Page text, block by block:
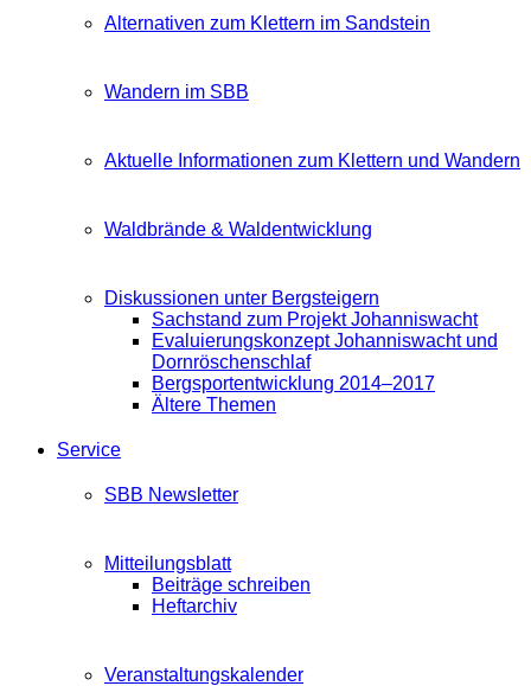
Alternativen zum Klettern im Sandstein
Wandern im SBB
Aktuelle Informationen zum Klettern und Wandern
Waldbrände & Waldentwicklung
Diskussionen unter Bergsteigern
Sachstand zum Projekt Johanniswacht
Evaluierungskonzept Johanniswacht und
Dornröschenschlaf
Bergsportentwicklung 2014–2017
Ältere Themen
Service
SBB Newsletter
Mitteilungsblatt
Beiträge schreiben
Heftarchiv
Veranstaltungskalender